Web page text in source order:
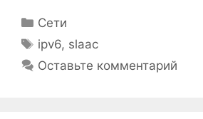
Рубрики
Сети
Метки
ipv6, slaac
Оставьте комментарий